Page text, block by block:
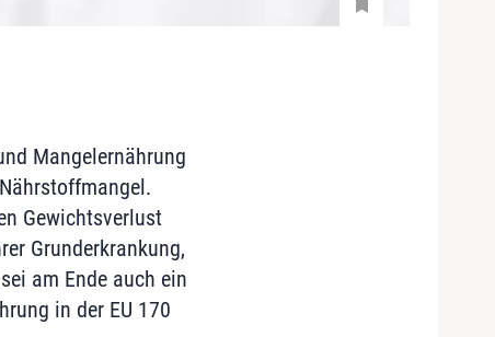
Mangelernährung
Gewichtsverlust
Grunderkrankung,
am Ende auch ein
in der EU 170